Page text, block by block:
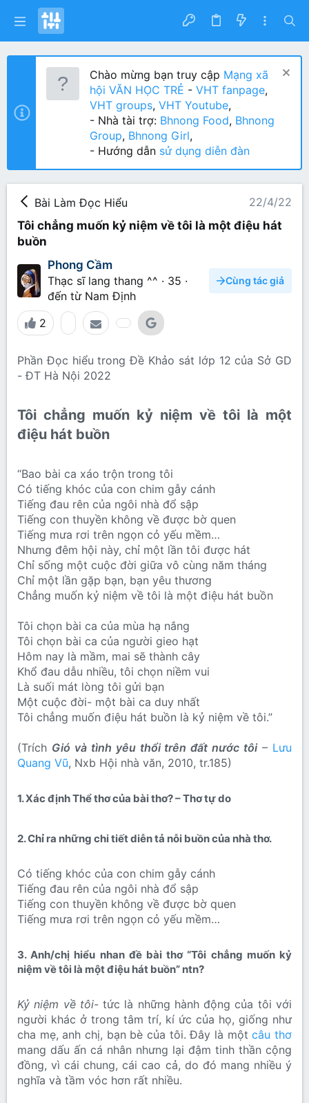
Chào mừng bạn truy cập Mạng xã
hội VĂN HỌC TRẺ - VHT fanpage,
VHT groups, VHT Youtube,
- Nhà tài trợ: Bhnong Food, Bhnong
Group, Bhnong Girl,
- Hướng dẫn sử dụng diễn đàn
Bài Làm Đọc Hiểu
22/4/22
Tôi chẳng muốn kỷ niệm về tôi là một điệu hát
buồn
Phong Cầm
Thạc sĩ lang thang ^^ · 35 ·
đến từ Nam Định
Cùng tác giả
2
Phần Đọc hiểu trong Đề Khảo sát lớp 12 của Sở GD
- ĐT Hà Nội 2022
Tôi chẳng muốn kỷ niệm về tôi là một
điệu hát buồn​
“Bao bài ca xáo trộn trong tôi
Có tiếng khóc của con chim gẫy cánh
Tiếng đau rên của ngôi nhà đổ sập
Tiếng con thuyền không về được bờ quen
Tiếng mưa rơi trên ngọn cỏ yếu mềm…
Nhưng đêm hội này, chỉ một lần tôi được hát
Chỉ sống một cuộc đời giữa vô cùng năm tháng
Chỉ một lần gặp bạn, bạn yêu thương
Chẳng muốn kỷ niệm về tôi là một điệu hát buồn
Tôi chọn bài ca của mùa hạ nắng
Tôi chọn bài ca của người gieo hạt
Hôm nay là mầm, mai sẽ thành cây
Khổ đau dẫu nhiều, tôi chọn niềm vui
Là suối mát lòng tôi gửi bạn
Một cuộc đời- một bài ca duy nhất
Tôi chẳng muốn điệu hát buồn là kỷ niệm về tôi.”
(Trích Gió và tình yêu thổi trên đất nước tôi– Lưu
Quang Vũ, Nxb Hội nhà văn, 2010, tr.185)
1. Xác định Thể thơ của bài thơ? – Thơ tự do​
2. Chỉ ra những chi tiết diễn tả nỗi buồn của nhà thơ.​
Có tiếng khóc của con chim gẫy cánh
Tiếng đau rên của ngôi nhà đổ sập
Tiếng con thuyền không về được bờ quen
Tiếng mưa rơi trên ngọn cỏ yếu mềm…
3. Anh/chị hiểu nhan đề bài thơ “Tôi chẳng muốn kỷ
niệm về tôi là một điệu hát buồn” ntn?​
Kỷ niệm về tôi-tức là những hành động của tôi với
người khác ở trong tâm trí, kí ức của họ, giống như
cha mẹ, anh chị, bạn bè của tôi. Đây là mộtcâu thơ
mang dấu ấn cá nhân nhưng lại đậm tinh thần cộng
đồng, vì cái chung, cái cao cả, do đó mang nhiều ý
nghĩa và tầm vóc hơn rất nhiều.